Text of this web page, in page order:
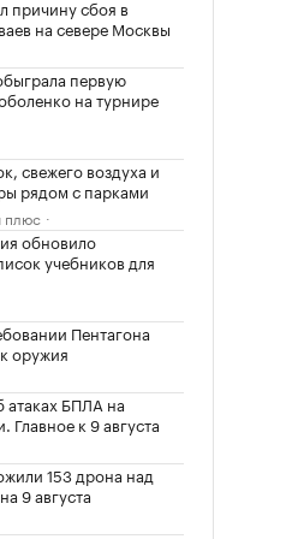
причину сбоя в
на севере Москвы
первую
на турнире
свежего воздуха и
рядом с парками
плюс
обновило
учебников для
Пентагона
оружия
атаках БПЛА на
Главное к 9 августа
153 дрона над
9 августа